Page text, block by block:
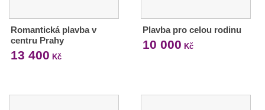
Romantická plavba v
centru Prahy
13 400 Kč
Plavba pro celou rodinu
10 000 Kč